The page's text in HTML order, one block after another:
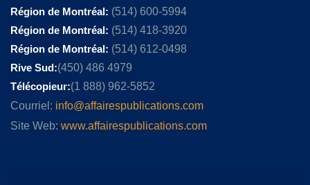
Région de Montréal: (514) 600-5994
Région de Montréal: (514) 418-3920
Région de Montréal: (514) 612-0498
Rive Sud:(450) 486 4979
Télécopieur:(1 888) 962-5852
Courriel: info@affairespublications.com
Site Web: www.affairespublications.com